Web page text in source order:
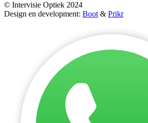
© Intervisie Optiek 2024
Design en development: Boot & Prikr